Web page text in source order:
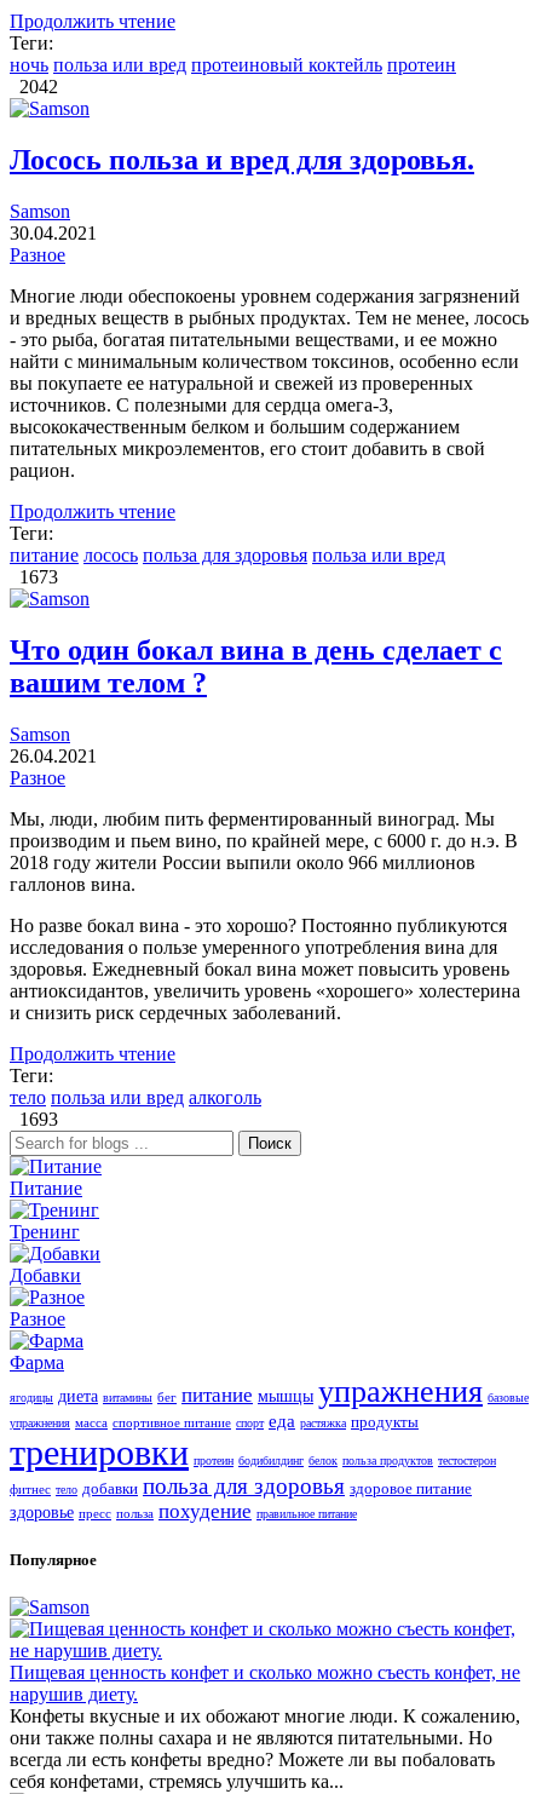
Продолжить чтение
Теги:
ночь польза или вред протеиновый коктейль протеин
2042
Лосось польза и вред для здоровья.
Samson
30.04.2021
Разное
Многие люди обеспокоены уровнем содержания загрязнений
и вредных веществ в рыбных продуктах. Тем не менее, лосось
- это рыба, богатая питательными веществами, и ее можно
найти с минимальным количеством токсинов, особенно если
вы покупаете ее натуральной и свежей из проверенных
источников. С полезными для сердца омега-3,
высококачественным белком и большим содержанием
питательных микроэлементов, его стоит добавить в свой
рацион.
Продолжить чтение
Теги:
питание лосось польза для здоровья польза или вред
1673
Что один бокал вина в день сделает с
вашим телом ?
Samson
26.04.2021
Разное
Мы, люди, любим пить ферментированный виноград. Мы
производим и пьем вино, по крайней мере, с 6000 г. до н.э. В
2018 году жители России выпили около 966 миллионов
галлонов вина.
Но разве бокал вина - это хорошо? Постоянно публикуются
исследования о пользе умеренного употребления вина для
здоровья. Ежедневный бокал вина может повысить уровень
антиоксидантов, увеличить уровень «хорошего» холестерина
и снизить риск сердечных заболеваний.
Продолжить чтение
Теги:
тело польза или вред алкоголь
1693
Поиск
Питание
Тренинг
Добавки
Разное
Фарма
ягодицы диета витамины бег питание мышцы упражнения базовые
упражнения масса спортивное питание спорт еда растяжка продукты
тренировки протеин бодибилдинг белок польза продуктов тестостерон
фитнес тело добавки польза для здоровья здоровое питание
здоровье пресс польза похудение правильное питание
Популярное
Пищевая ценность конфет и сколько можно съесть конфет, не
нарушив диету.
Конфеты вкусные и их обожают многие люди. К сожалению,
они также полны сахара и не являются питательными. Но
всегда ли есть конфеты вредно? Можете ли вы побаловать
себя конфетами, стремясь улучшить ка...